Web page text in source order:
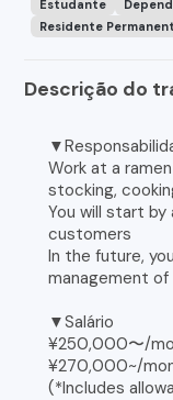
Estudante
Residente
Descrição do
Work at a
stocking,
You will start
customers
In the future,
management of
▼Salário
¥250,000〜/
¥270,000~/
(*Includes